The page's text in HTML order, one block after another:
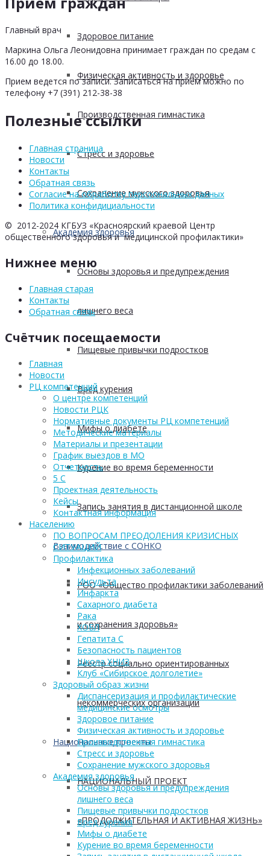
Здоровое питание
Физическая активность и здоровье
Производственная гимнастика
Стресс и здоровье
Сохранение мужского здоровья
Академия здоровья
Основы здоровья и предупреждения
лишнего веса
Пищевые привычки подростков
Вред курения
Мифы о диабете
Курение во время беременности
Запись занятия в дистанционной школе
Взаимодействие с СОНКО
РОО «Общество профилактики заболеваний
и сохранения здоровья»
Реестр социально ориентированных
некоммерческих организаций
Национальные проекты
НАЦИОНАЛЬНЫЙ ПРОЕКТ
«ПРОДОЛЖИТЕЛЬНАЯ И АКТИВНАЯ ЖИЗНЬ»
Главный врач
Маркина Ольга Леонидовна принимает граждан по средам с
16.00 до 18.00.
Прием ведется по записи. Записаться на прием можно по
телефону +7 (391) 212-38-38
Полезные ссылки
Главная страница
Новости
Контакты
Обратная связь
Согласие на обработку персоональных данных
Политика конфидициальности
© 2012-2024 КГБУЗ «Красноярский краевой Центр
общественного здоровья и медицинской профилактики»
Нижнее меню
Главная старая
Контакты
Обратная связь
Счётчик посещаемости
Главная
Новости
РЦ компетенций
О центре компетенций
Новости РЦК
Нормативные документы РЦ компетенций
Методические материалы
Материалы и презентации
График выездов в МО
Отчетность
5 С
Проектная деятельность
Кейсы
Контактная информация
Населению
ПО ВОПРОСАМ ПРЕОДОЛЕНИЯ КРИЗИСНЫХ
СИТУАЦИЙ
Профилактика
Инфекционных заболеваний
Инсульта
Инфаркта
Сахарного диабета
Рака
ХОБЛ
Гепатита С
Безопасность пациентов
Школа ХНИЗ
Клуб «Сибирское долголетие»
Здоровый образ жизни
Диспансеризация и профилактические
медицинские осмотры
Здоровое питание
Физическая активность и здоровье
Производственная гимнастика
Стресс и здоровье
Сохранение мужского здоровья
Академия здоровья
Основы здоровья и предупреждения
лишнего веса
Пищевые привычки подростков
Вред курения
Мифы о диабете
Курение во время беременности